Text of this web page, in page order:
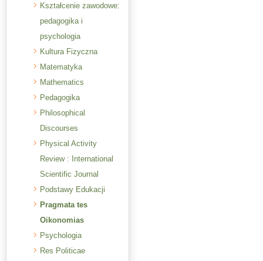
Kształcenie zawodowe:
pedagogika i
psychologia
Kultura Fizyczna
Matematyka
Mathematics
Pedagogika
Philosophical
Discourses
Physical Activity
Review : International
Scientific Journal
Podstawy Edukacji
Pragmata tes
Oikonomias
Psychologia
Res Politicae